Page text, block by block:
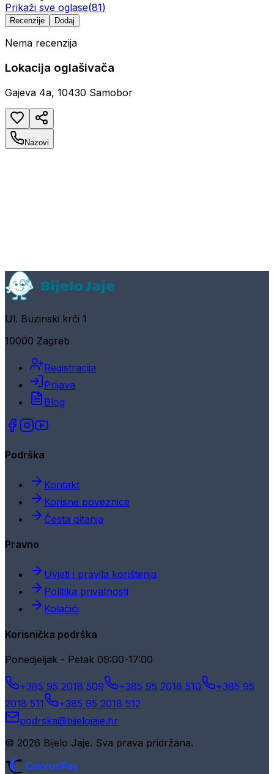
Prikaži sve oglase(81)
Recenzije Dodaj
Nema recenzija
Lokacija oglašivača
Gajeva 4a, 10430 Samobor
Nazovi
Ul. Buzinski krči 1
10000 Zagreb
Registracija
Prijava
Blog
Podrška
Kontakt
Korisne poveznice
Česta pitanja
Pravno
Uvjeti i pravila korištenja
Politika privatnosti
Kolačići
Korisnička podrška
Ponedjeljak - Petak 09:00-17:00
+385 95 2018 509 +385 95 2018 510
+385 95
2018 511
+385 95 2018 512
podrska@bijelojaje.hr
© 2026 Bijelo Jaje. Sva prava pridržana.